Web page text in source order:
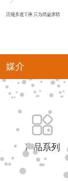
媒介
产品系列